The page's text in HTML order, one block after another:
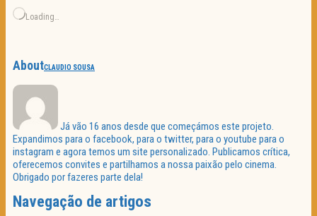
Loading…
AboutCLAUDIO SOUSA
Já vão 16 anos desde que começámos este projeto.
Expandimos para o facebook, para o twitter, para o youtube para o
instagram e agora temos um site personalizado. Publicamos crítica,
oferecemos convites e partilhamos a nossa paixão pelo cinema.
Obrigado por fazeres parte dela!
Navegação de artigos